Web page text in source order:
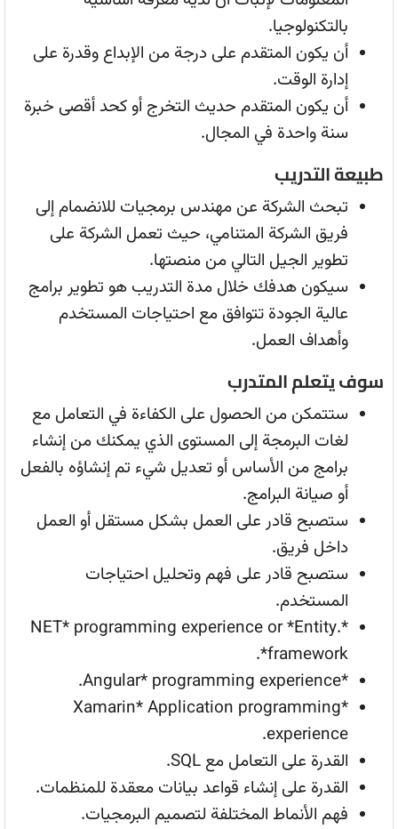
بالتكنولوجيا.
أن يكون المتقدم على درجة من الإبداع وقدرة على
إدارة الوقت.
أن يكون المتقدم حديث التخرج أو كحد أقصى خبرة
سنة واحدة في المجال.
طبيعة التدريب
تبحث الشركة عن مهندس برمجيات للانضمام إلى
فريق الشركة المتنامي، حيث تعمل الشركة على
تطوير الجيل التالي من منصتها.
سيكون هدفك خلال مدة التدريب هو تطوير برامج
عالية الجودة تتوافق مع احتياجات المستخدم
وأهداف العمل.
سوف يتعلم المتدرب
ستتمكن من الحصول على الكفاءة في التعامل مع
لغات البرمجة إلى المستوى الذي يمكنك من إنشاء
برامج من الأساس أو تعديل شيء تم إنشاؤه بالفعل
أو صيانة البرامج.
ستصبح قادر على العمل بشكل مستقل أو العمل
داخل فريق.
ستصبح قادر على فهم وتحليل احتياجات
المستخدم.
*.NET* programming experience or *Entity
framework*.
*Angular* programming experience.
*Xamarin* Application programming
experience.
القدرة على التعامل مع SQL.
القدرة على إنشاء قواعد بيانات معقدة للمنظمات.
فهم الأنماط المختلفة لتصميم البرمجيات.